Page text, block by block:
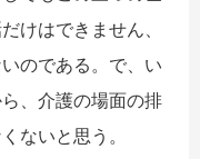
けはできません、
のである。で、い
、介護の場面の排
くないと思う。